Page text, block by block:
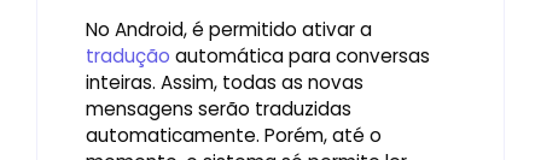
No Android, é permitido ativar a
tradução automática para conversas
inteiras. Assim, todas as novas
mensagens serão traduzidas
automaticamente. Porém, até o